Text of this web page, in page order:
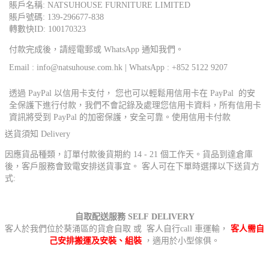
賬戶名稱: NATSUHOUSE FURNITURE LIMITED
賬戶號碼: 139-296677-838
轉數快ID: 100170323
付款完成後，請經電郵或 WhatsApp 通知我們。
Email : info@natsuhouse.com.hk | WhatsApp : +852 5122 9207
透過 PayPal 以信用卡支付， 您也可以輕鬆用信用卡在 PayPal 的安
全保護下進行付款，我們不會記錄及處理您信用卡資料，所有信用卡
資訊將受到 PayPal 的加密保護，安全可靠。使用信用卡付款
送貨須知 Delivery
因應貨品種類，訂單付款後貨期約 14 - 21 個工作天。貨品到達倉庫
後，客戶服務會致電安排送貨事宜。 客人可在下單時選擇以下送貨方
式:
自取配送服務 SELF DELIVERY
客人於我們位於葵涌區的貨倉自取 或 客人自行call 車運輸， 客人需自
己安排搬運及安裝、組裝 ，適用於小型傢俱。